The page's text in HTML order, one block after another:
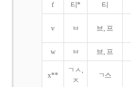
t' 티* 티
v ㅂ 브, 프
w ㅂ 브, 프
x**
ㄱㅅ,
ㅈ
ㄱ스